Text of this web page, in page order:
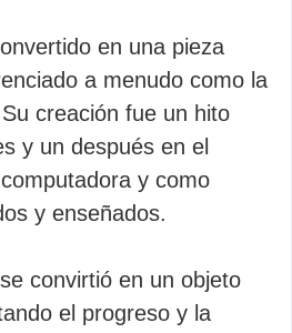
en una pieza
a menudo como la
creación fue un hito
y un después en el
y como
y enseñados.
convirtió en un objeto
el progreso y la